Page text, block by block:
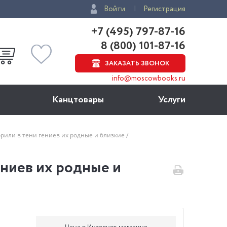
Войти Регистрация
+7 (495) 797-87-16
8 (800) 101-87-16
ЗАКАЗАТЬ ЗВОНОК
info@moscowbooks.ru
Канцтовары Услуги
в тени гениев их родные и близкие
их родные и